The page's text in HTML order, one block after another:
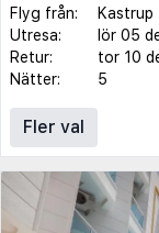
Flyg från:
Kastrup
Utresa:
lör 05
Retur:
tor 10
Nätter:
5
Fler val